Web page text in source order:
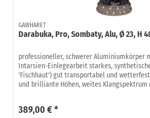
GAWHARET
Darabuka, Pro, Sombaty, Alu, Ø 23, H
professioneller, schwerer Aluminiumkörper
Intarsien-Einlegearbeit starkes,
'Fischhaut') gut transportabel und
und brilliante Höhen, weites Klangspektrum
389,00 € *